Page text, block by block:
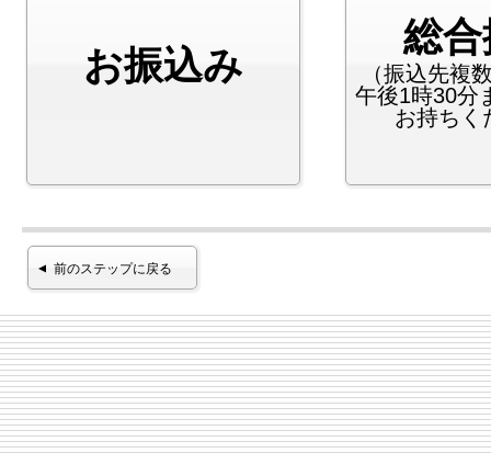
お振込み
総
（振込先複
午後1時30分
お持ちく
前のステップに戻る